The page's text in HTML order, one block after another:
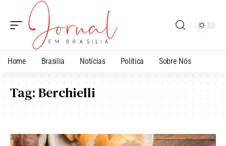
Home Brasilia Notícias Política Sobre Nós
Tag:Berchielli